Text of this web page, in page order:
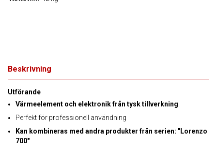
Beskrivning
Utförande
Värmeelement och elektronik från tysk tillverkning
Perfekt för professionell användning
Kan kombineras med andra produkter från serien: "Lorenzo
700"